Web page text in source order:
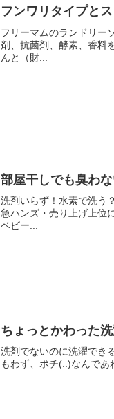
フンワリタイプと
フリーマムのランドリー
剤、抗菌剤、酵素、香料
んと（財...
部屋干しでも臭わ
洗剤いらず！水素で洗う
急ハンズ・売り上げ上位
ベビー...
ちょっとかわった
洗剤でないのに洗濯でき
もわず、ポチ(..)なんであ